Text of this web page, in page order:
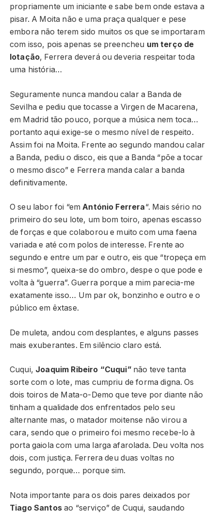
propriamente um iniciante e sabe bem onde estava a
pisar. A Moita não e uma praça qualquer e pese
embora não terem sido muitos os que se importaram
com isso, pois apenas se preencheu um terço de
lotação, Ferrera deverá ou deveria respeitar toda
uma história…
Seguramente nunca mandou calar a Banda de
Sevilha e pediu que tocasse a Virgen de Macarena,
em Madrid tão pouco, porque a música nem toca…
portanto aqui exige-se o mesmo nível de respeito.
Assim foi na Moita. Frente ao segundo mandou calar
a Banda, pediu o disco, eis que a Banda “põe a tocar
o mesmo disco” e Ferrera manda calar a banda
definitivamente.
O seu labor foi “emAntónio Ferrera“. Mais sério no
primeiro do seu lote, um bom toiro, apenas escasso
de forças e que colaborou e muito com uma faena
variada e até com polos de interesse. Frente ao
segundo e entre um par e outro, eis que “tropeça em
si mesmo”, queixa-se do ombro, despe o que pode e
volta à “guerra”. Guerra porque a mim parecia-me
exatamente isso… Um par ok, bonzinho e outro e o
público em êxtase.
De muleta, andou com desplantes, e alguns passes
mais exuberantes. Em silêncio claro está.
Cuqui, Joaquim Ribeiro “Cuqui”não teve tanta
sorte com o lote, mas cumpriu de forma digna. Os
dois toiros de Mata-o-Demo que teve por diante não
tinham a qualidade dos enfrentados pelo seu
alternante mas, o matador moitense não virou a
cara, sendo que o primeiro foi mesmo recebe-lo à
porta gaiola com uma larga afarolada. Deu volta nos
dois, com justiça. Ferrera deu duas voltas no
segundo, porque… porque sim.
Nota importante para os dois pares deixados por
Tiago Santosao “serviço” de Cuqui, saudando